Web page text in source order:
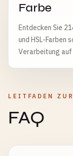
Farbe
Entdecken Sie
und HSL-Farben
Verarbeitung auf
LEITFADEN
FAQ